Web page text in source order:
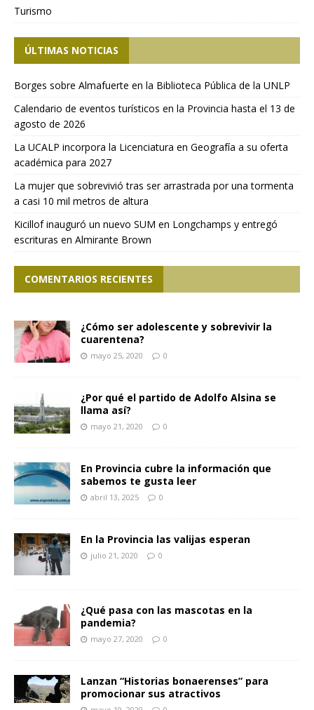
Turismo
ÚLTIMAS NOTICIAS
Borges sobre Almafuerte en la Biblioteca Pública de la UNLP
Calendario de eventos turísticos en la Provincia hasta el 13 de
agosto de 2026
La UCALP incorpora la Licenciatura en Geografía a su oferta
académica para 2027
La mujer que sobrevivió tras ser arrastrada por una tormenta
a casi 10 mil metros de altura
Kicillof inauguró un nuevo SUM en Longchamps y entregó
escrituras en Almirante Brown
COMENTARIOS RECIENTES
¿Cómo ser adolescente y sobrevivir la
cuarentena?
mayo 25, 2020 0
¿Por qué el partido de Adolfo Alsina se
llama así?
mayo 21, 2020 0
En Provincia cubre la información que
sabemos te gusta leer
abril 13, 2025 0
En la Provincia las valijas esperan
julio 21, 2020 0
¿Qué pasa con las mascotas en la
pandemia?
mayo 27, 2020 0
Lanzan “Historias bonaerenses” para
promocionar sus atractivos